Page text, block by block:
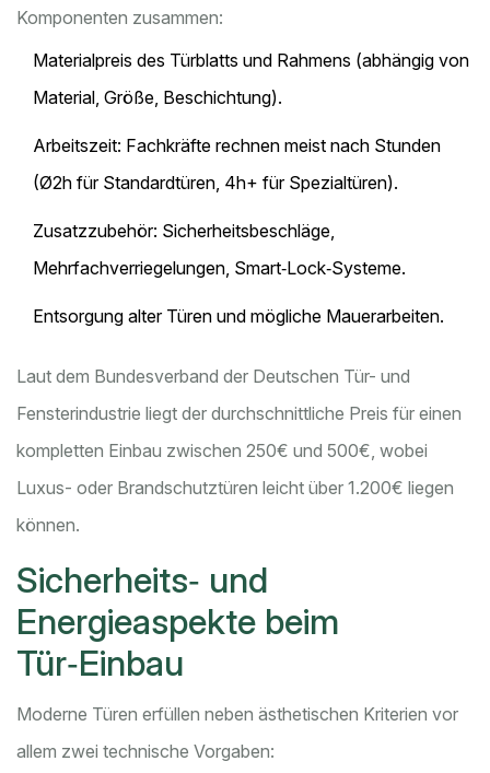
Komponenten zusammen:
Materialpreis des Türblatts und Rahmens (abhängig von
Material, Größe, Beschichtung).
Arbeitszeit: Fachkräfte rechnen meist nach Stunden
(Ø2h für Standardtüren, 4h+ für Spezialtüren).
Zusatzzubehör: Sicherheitsbeschläge,
Mehrfachverriegelungen, Smart‑Lock‑Systeme.
Entsorgung alter Türen und mögliche Mauerarbeiten.
Laut dem Bundesverband der Deutschen Tür- und
Fensterindustrie liegt der durchschnittliche Preis für einen
kompletten Einbau zwischen 250€ und 500€, wobei
Luxus- oder Brandschutztüren leicht über 1.200€ liegen
können.
Sicherheits‑ und
Energieaspekte beim
Tür‑Einbau
Moderne Türen erfüllen neben ästhetischen Kriterien vor
allem zwei technische Vorgaben: